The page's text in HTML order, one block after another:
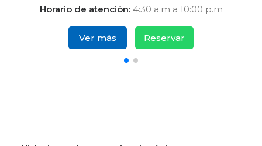
Horario de atención:4:30 a.m a 10:00 p.m
Ver más Reservar